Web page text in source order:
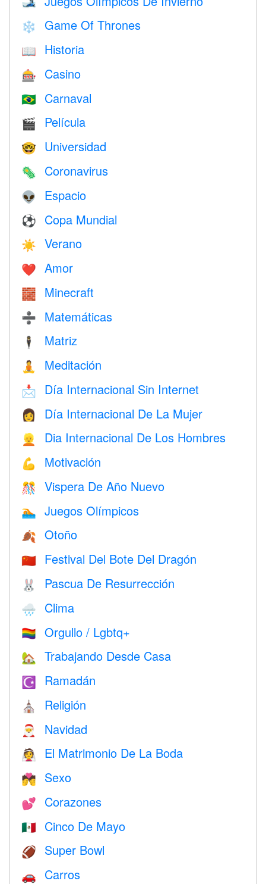
❄️ Game Of Thrones
📖 Historia
🎰 Casino
🇧🇷 Carnaval
🎬 Película
🤓 Universidad
🦠 Coronavirus
👽 Espacio
⚽ Copa Mundial
☀️ Verano
❤️️ Amor
🧱 Minecraft
➗ Matemáticas
🕴️ Matriz
🧘 Meditación
📩 Día Internacional Sin Internet
👩 Día Internacional De La Mujer
👱 Dia Internacional De Los Hombres
💪 Motivación
🎊 Vispera De Año Nuevo
🏊 Juegos Olímpicos
🍂 Otoño
🇨🇳 Festival Del Bote Del Dragón
🐰 Pascua De Resurrección
🌧 Clima
🏳️‍🌈 Orgullo / Lgbtq+
🏡 Trabajando Desde Casa
☪️ Ramadán
⛪️ Religión
🎅 Navidad
👰 El Matrimonio De La Boda
💏 Sexo
💕 Corazones
🇲🇽 Cinco De Mayo
🏈 Super Bowl
🚗 Carros